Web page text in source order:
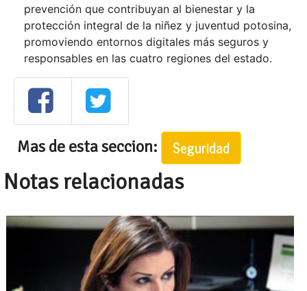
prevención que contribuyan al bienestar y la
protección integral de la niñez y juventud potosina,
promoviendo entornos digitales más seguros y
responsables en las cuatro regiones del estado.
Mas de esta seccion: Seguridad
Notas relacionadas